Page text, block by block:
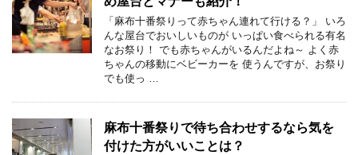
「麻布十番祭りって赤ちゃん連れて行ける？」 いろ
んな屋台でおいしいものが いっぱい食べられる有名
なお祭り！ でも赤ちゃんがいるんだよね～ よく赤
ちゃんの移動にベビーカーを 使うんですが、お祭り
でも使っ …
麻布十番祭りで待ち合わせするなら気を
付けた方がいいことは？